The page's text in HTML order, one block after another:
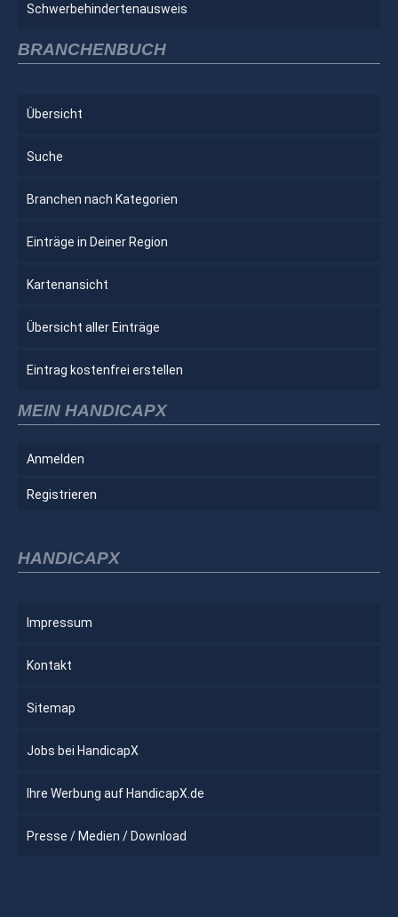
Schwerbehindertenausweis
BRANCHENBUCH
Übersicht
Suche
Branchen nach Kategorien
Einträge in Deiner Region
Kartenansicht
Übersicht aller Einträge
Eintrag kostenfrei erstellen
MEIN HANDICAPX
Anmelden
Registrieren
HANDICAPX
Impressum
Kontakt
Sitemap
Jobs bei HandicapX
Ihre Werbung auf HandicapX.de
Presse / Medien / Download